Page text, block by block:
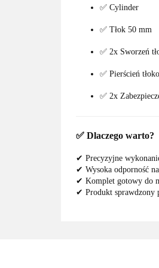
✅ Cylinder
✅ Tłok 50 mm
✅ 2x Sworzeń
✅ Pierścień
✅ 2x
✅ Dlaczego warto?
✔ Precyzyjne
✔ Wysoka odporność
✔ Komplet gotowy do
✔ Produkt sprawdzony